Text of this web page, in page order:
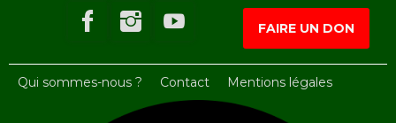
FAIRE UN DON
Qui sommes-nous ? Contact Mentions légales